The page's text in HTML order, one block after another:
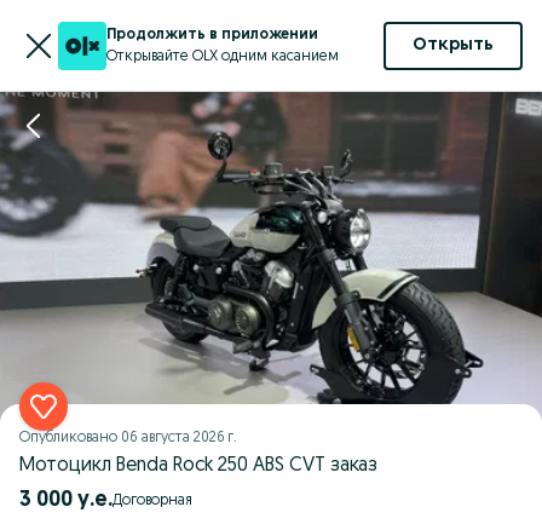
Продолжить в приложении
Открывайте OLX одним касанием
Открыть
Опубликовано 06 августа 2026 г.
Мотоцикл Benda Rock 250 ABS CVT заказ
3 000 у.е. Договорная